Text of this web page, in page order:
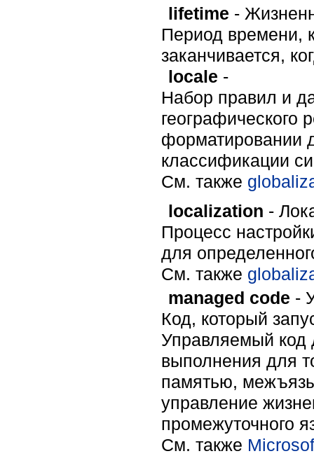
lifetime -
Период времени,
заканчивается,
locale -
Набор правил и
географического
форматировании
классификации
Cм. также
localization -
Процесс
для
Cм. также
managed code -
Код, который
Управляемый код
выполнения для
памятью,
управление
промежуточного
Cм. также